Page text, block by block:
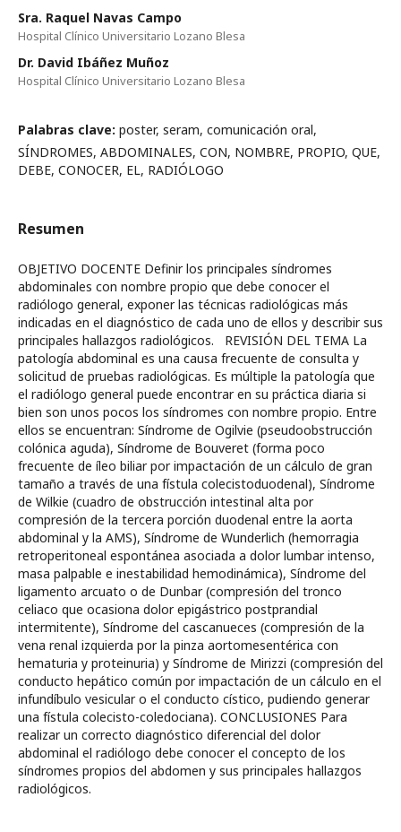
Sra. Raquel Navas Campo
Hospital Clínico Universitario Lozano Blesa
Dr. David Ibáñez Muñoz
Hospital Clínico Universitario Lozano Blesa
Palabras clave: poster, seram, comunicación oral,
SÍNDROMES, ABDOMINALES, CON, NOMBRE, PROPIO, QUE,
DEBE, CONOCER, EL, RADIÓLOGO
Resumen
OBJETIVO DOCENTE Definir los principales síndromes
abdominales con nombre propio que debe conocer el
radiólogo general, exponer las técnicas radiológicas más
indicadas en el diagnóstico de cada uno de ellos y describir sus
principales hallazgos radiológicos. REVISIÓN DEL TEMA La
patología abdominal es una causa frecuente de consulta y
solicitud de pruebas radiológicas. Es múltiple la patología que
el radiólogo general puede encontrar en su práctica diaria si
bien son unos pocos los síndromes con nombre propio. Entre
ellos se encuentran: Síndrome de Ogilvie (pseudoobstrucción
colónica aguda), Síndrome de Bouveret (forma poco
frecuente de íleo biliar por impactación de un cálculo de gran
tamaño a través de una fístula colecistoduodenal), Síndrome
de Wilkie (cuadro de obstrucción intestinal alta por
compresión de la tercera porción duodenal entre la aorta
abdominal y la AMS), Síndrome de Wunderlich (hemorragia
retroperitoneal espontánea asociada a dolor lumbar intenso,
masa palpable e inestabilidad hemodinámica), Síndrome del
ligamento arcuato o de Dunbar (compresión del tronco
celiaco que ocasiona dolor epigástrico postprandial
intermitente), Síndrome del cascanueces (compresión de la
vena renal izquierda por la pinza aortomesentérica con
hematuria y proteinuria) y Síndrome de Mirizzi (compresión del
conducto hepático común por impactación de un cálculo en el
infundíbulo vesicular o el conducto cístico, pudiendo generar
una fístula colecisto-coledociana). CONCLUSIONES Para
realizar un correcto diagnóstico diferencial del dolor
abdominal el radiólogo debe conocer el concepto de los
síndromes propios del abdomen y sus principales hallazgos
radiológicos.